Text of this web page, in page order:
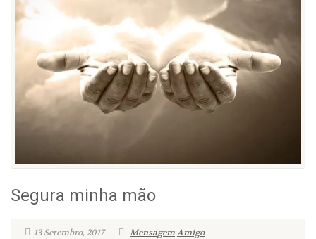
Segura minha mão
13 Setembro, 2017 MensagemAmigo